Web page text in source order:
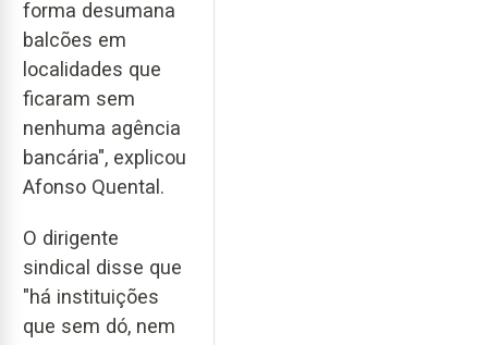
forma desumana
balcões em
localidades que
ficaram sem
nenhuma agência
bancária", explicou
Afonso Quental.
O dirigente
sindical disse que
"há instituições
que sem dó, nem